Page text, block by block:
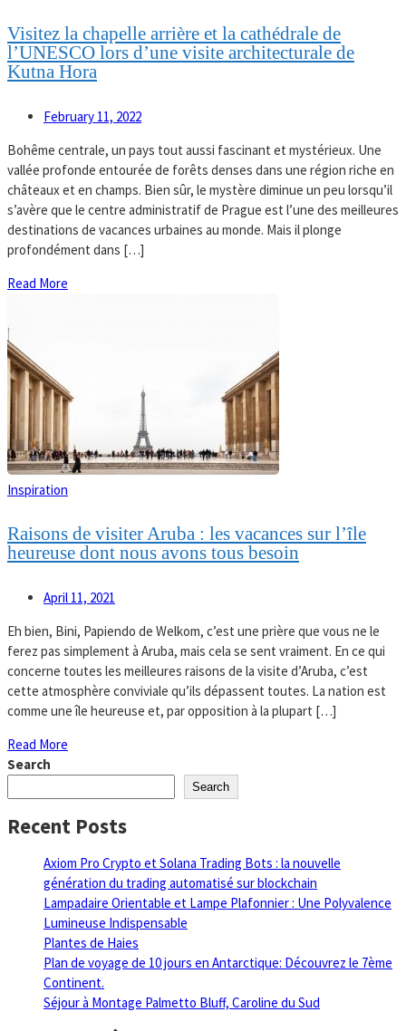
Visitez la chapelle arrière et la cathédrale de
l’UNESCO lors d’une visite architecturale de
Kutna Hora
February 11, 2022
Bohême centrale, un pays tout aussi fascinant et mystérieux. Une
vallée profonde entourée de forêts denses dans une région riche en
châteaux et en champs. Bien sûr, le mystère diminue un peu lorsqu’il
s’avère que le centre administratif de Prague est l’une des meilleures
destinations de vacances urbaines au monde. Mais il plonge
profondément dans […]
Read More
Inspiration
Raisons de visiter Aruba : les vacances sur l’île
heureuse dont nous avons tous besoin
April 11, 2021
Eh bien, Bini, Papiendo de Welkom, c’est une prière que vous ne le
ferez pas simplement à Aruba, mais cela se sent vraiment. En ce qui
concerne toutes les meilleures raisons de la visite d’Aruba, c’est
cette atmosphère conviviale qu’ils dépassent toutes. La nation est
comme une île heureuse et, par opposition à la plupart […]
Read More
Search
Search
Recent Posts
Axiom Pro Crypto et Solana Trading Bots : la nouvelle
génération du trading automatisé sur blockchain
Lampadaire Orientable et Lampe Plafonnier : Une Polyvalence
Lumineuse Indispensable
Plantes de Haies
Plan de voyage de 10 jours en Antarctique: Découvrez le 7ème
Continent.
Séjour à Montage Palmetto Bluff, Caroline du Sud